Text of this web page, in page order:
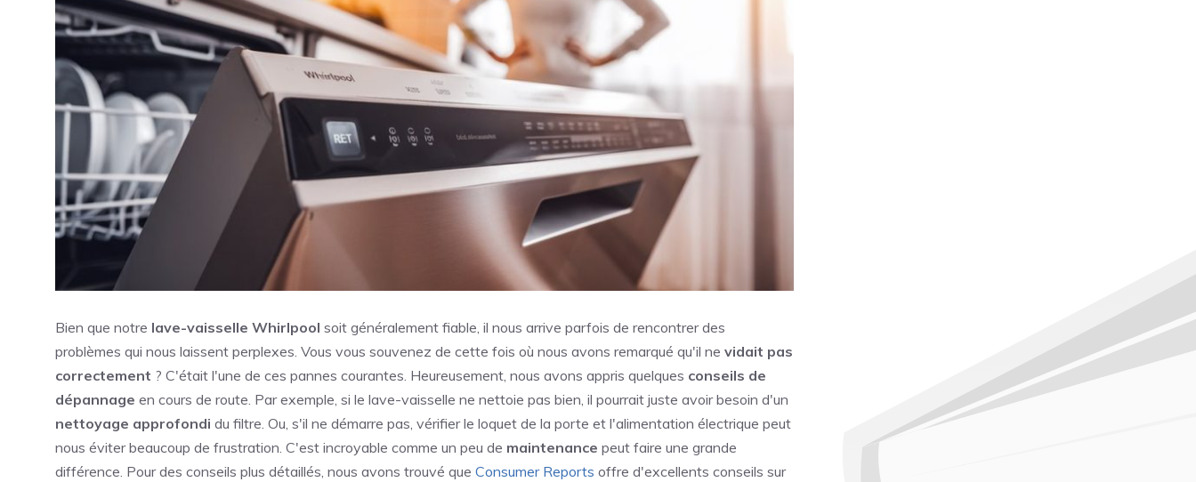
Bien que notre lave-vaisselle Whirlpool soit généralement fiable, il nous arrive parfois de rencontrer des
problèmes qui nous laissent perplexes. Vous vous souvenez de cette fois où nous avons remarqué qu'il ne vidait pas
correctement ? C'était l'une de ces pannes courantes. Heureusement, nous avons appris quelques conseils de
dépannage en cours de route. Par exemple, si le lave-vaisselle ne nettoie pas bien, il pourrait juste avoir besoin d'un
nettoyage approfondi du filtre. Ou, s'il ne démarre pas, vérifier le loquet de la porte et l'alimentation électrique peut
nous éviter beaucoup de frustration. C'est incroyable comme un peu de maintenance peut faire une grande
différence. Pour des conseils plus détaillés, nous avons trouvé que Consumer Reports offre d'excellents conseils sur